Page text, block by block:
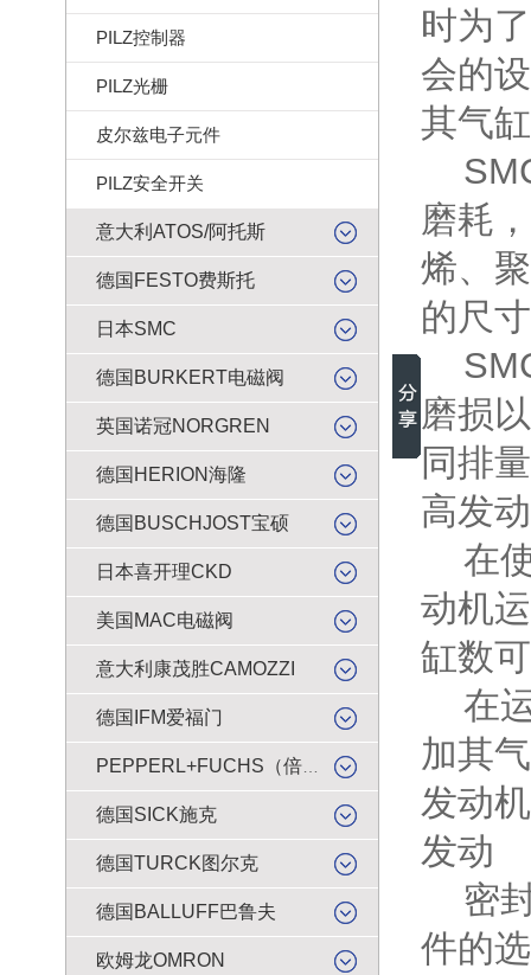
PILZ控制器
PILZ光栅
皮尔兹电子元件
PILZ安全开关
意大利ATOS/阿托斯
德国FESTO费斯托
日本SMC
德国BURKERT电磁阀
英国诺冠NORGREN
德国HERION海隆
德国BUSCHJOST宝硕
日本喜开理CKD
美国MAC电磁阀
意大利康茂胜CAMOZZI
德国IFM爱福门
德国SICK施克
德国TURCK图尔克
德国BALLUFF巴鲁夫
欧姆龙OMRON
时为
会的
其气
磨耗
烯、
的尺
磨损
同排
高发
在使
动机
缸数
在运
加其
发动
发动
密封
件的